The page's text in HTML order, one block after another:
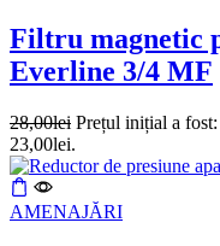
Filtru magnetic
Everline 3/4 MF
28,00lei Prețul inițial a
23,00lei.
AMENAJĂRI